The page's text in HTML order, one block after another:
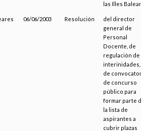
las Illes Balears
06/06/2003 Resolución
del director
general de
Personal
Docente, de
regulación de las
interinidades, y
de convocatoria
de concurso
público para
formar parte de
la lista de
aspirantes a
cubrir plazas